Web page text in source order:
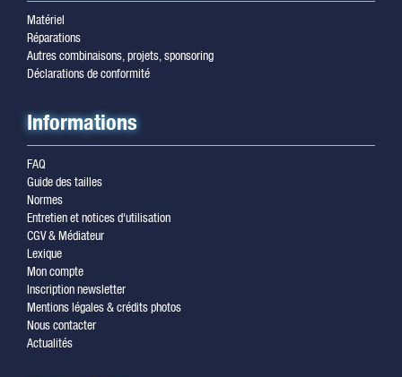
Matériel
Réparations
Autres combinaisons, projets, sponsoring
Déclarations de conformité
Informations
FAQ
Guide des tailles
Normes
Entretien et notices d'utilisation
CGV & Médiateur
Lexique
Mon compte
Inscription newsletter
Mentions légales & crédits photos
Nous contacter
Actualités